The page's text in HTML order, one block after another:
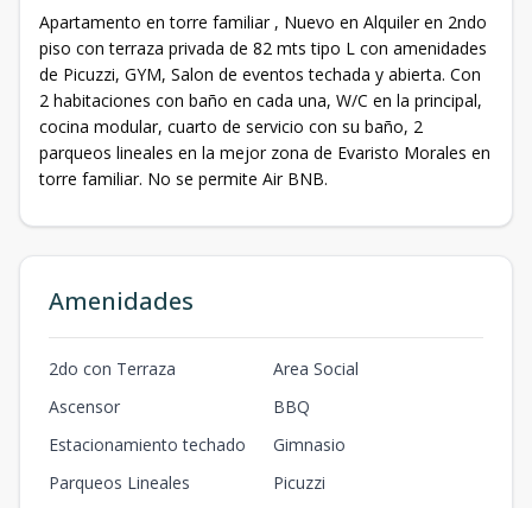
Apartamento en torre familiar , Nuevo en Alquiler en 2ndo
piso con terraza privada de 82 mts tipo L con amenidades
de Picuzzi, GYM, Salon de eventos techada y abierta. Con
2 habitaciones con baño en cada una, W/C en la principal,
cocina modular, cuarto de servicio con su baño, 2
parqueos lineales en la mejor zona de Evaristo Morales en
torre familiar. No se permite Air BNB.
Amenidades
2do con Terraza
Area Social
Ascensor
BBQ
Estacionamiento techado
Gimnasio
Parqueos Lineales
Picuzzi